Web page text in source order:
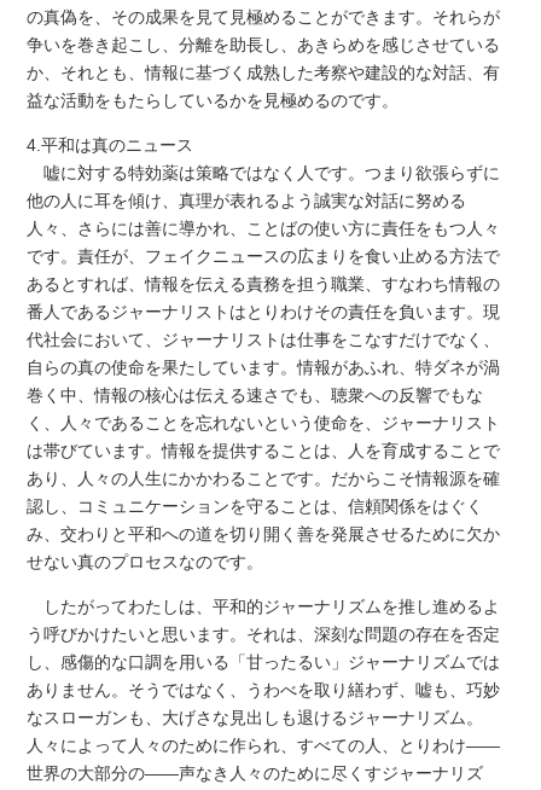
の真偽を、その成果を見て見極めることができます。それらが
争いを巻き起こし、分離を助長し、あきらめを感じさせている
か、それとも、情報に基づく成熟した考察や建設的な対話、有
益な活動をもたらしているかを見極めるのです。
4.平和は真のニュース
嘘に対する特効薬は策略ではなく人です。つまり欲張らずに
他の人に耳を傾け、真理が表れるよう誠実な対話に努める
人々、さらには善に導かれ、ことばの使い方に責任をもつ人々
です。責任が、フェイクニュースの広まりを食い止める方法で
あるとすれば、情報を伝える責務を担う職業、すなわち情報の
番人であるジャーナリストはとりわけその責任を負います。現
代社会において、ジャーナリストは仕事をこなすだけでなく、
自らの真の使命を果たしています。情報があふれ、特ダネが渦
巻く中、情報の核心は伝える速さでも、聴衆への反響でもな
く、人々であることを忘れないという使命を、ジャーナリスト
は帯びています。情報を提供することは、人を育成することで
あり、人々の人生にかかわることです。だからこそ情報源を確
認し、コミュニケーションを守ることは、信頼関係をはぐく
み、交わりと平和への道を切り開く善を発展させるために欠か
せない真のプロセスなのです。
したがってわたしは、平和的ジャーナリズムを推し進めるよ
う呼びかけたいと思います。それは、深刻な問題の存在を否定
し、感傷的な口調を用いる「甘ったるい」ジャーナリズムでは
ありません。そうではなく、うわべを取り繕わず、嘘も、巧妙
なスローガンも、大げさな見出しも退けるジャーナリズム。
人々によって人々のために作られ、すべての人、とりわけ――
世界の大部分の――声なき人々のために尽くすジャーナリズ